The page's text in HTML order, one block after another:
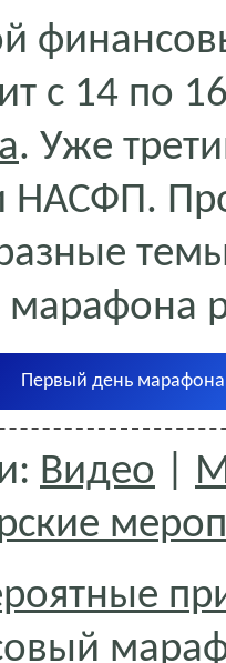
с 14 по
. Уже
НАСФП.
Первый день марафона
Видео